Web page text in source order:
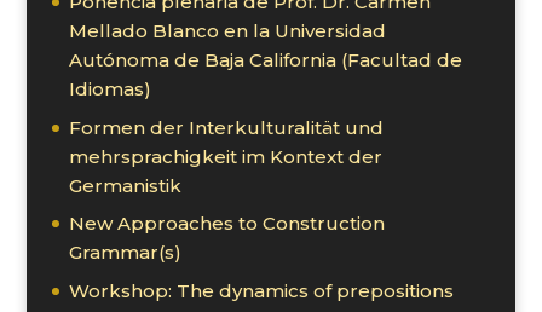
Mellado Blanco en la Universidad
Autónoma de Baja California (Facultad de
Idiomas)
Formen der Interkulturalität und
mehrsprachigkeit im Kontext der
Germanistik
New Approaches to Construction
Grammar(s)
Workshop: The dynamics of prepositions